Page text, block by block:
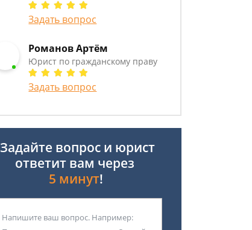
Задать вопрос
Романов Артём
Юрист по гражданскому праву
Задать вопрос
Задайте вопрос и юрист
ответит вам через
5 минут!